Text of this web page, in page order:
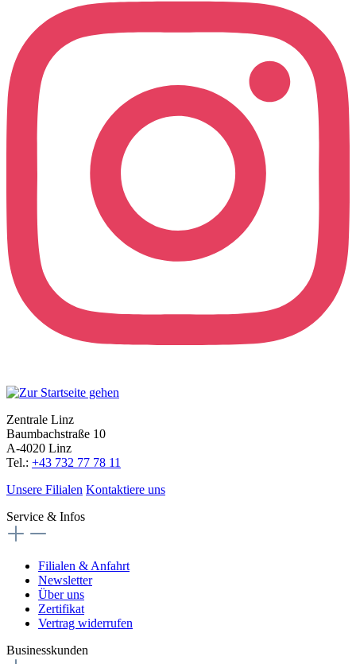
Zentrale Linz
Baumbachstraße 10
A-4020 Linz
Tel.: +43 732 77 78 11
Unsere Filialen Kontaktiere uns
Service & Infos
Filialen & Anfahrt
Newsletter
Über uns
Zertifikat
Vertrag widerrufen
Businesskunden